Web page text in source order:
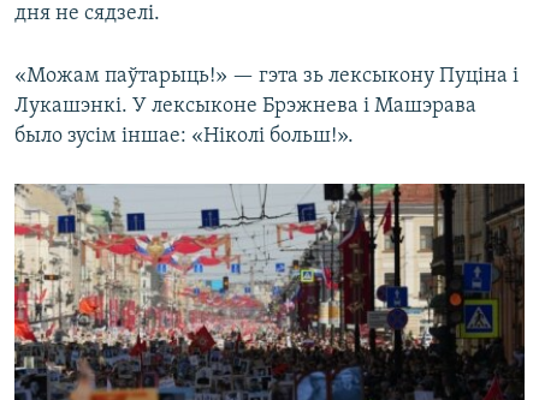
дня не сядзелі.
«Можам паўтарыць!» — гэта зь лексыкону Пуціна і
Лукашэнкі. У лексыконе Брэжнева і Машэрава
было зусім іншае: «Ніколі больш!».